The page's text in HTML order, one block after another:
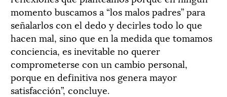
momento buscamos a “los malos padres” para
señalarlos con el dedo y decirles todo lo que
hacen mal, sino que en la medida que tomamos
conciencia, es inevitable no querer
comprometerse con un cambio personal,
porque en definitiva nos genera mayor
satisfacción”, concluye.